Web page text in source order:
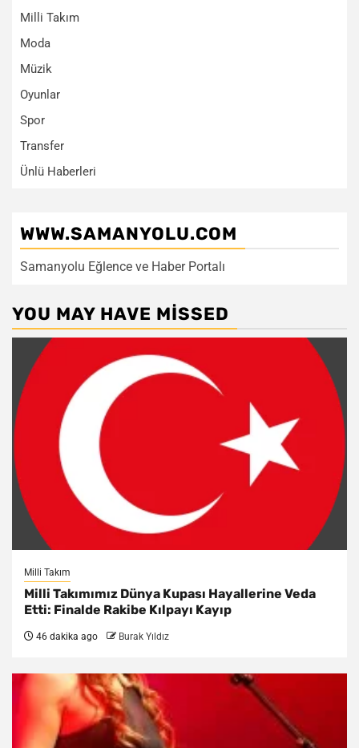
Milli Takım
Moda
Müzik
Oyunlar
Spor
Transfer
Ünlü Haberleri
WWW.SAMANYOLU.COM
Samanyolu Eğlence ve Haber Portalı
YOU MAY HAVE MISSED
Milli Takım
Milli Takımımız Dünya Kupası Hayallerine Veda
Etti: Finalde Rakibe Kılpayı Kayıp
46 dakika ago Burak Yıldız